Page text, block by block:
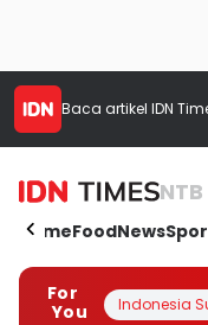
Baca artikel IDN
NTB
HomeFoodNews
For
You
Indonesia